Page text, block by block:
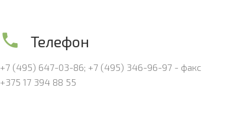
Телефон
+7 (495) 647-03-86; +7 (495) 346-96-97 - факс
+375 17 394 88 55